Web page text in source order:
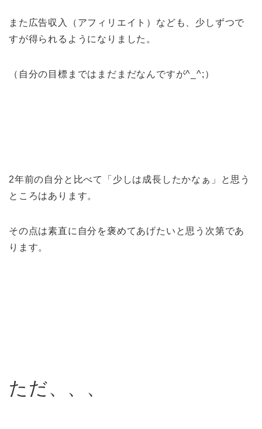
また広告収入（アフィリエイト）なども、少しずつで
すが得られるようになりました。
（自分の目標まではまだまだなんですが^_^;）
2年前の自分と比べて「少しは成長したかなぁ」と思う
ところはあります。
その点は素直に自分を褒めてあげたいと思う次第であ
ります。
ただ、、、